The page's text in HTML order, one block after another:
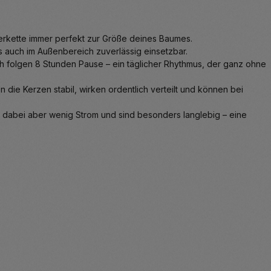
immer perfekt zur Größe deines Baumes.
im Außenbereich zuverlässig einsetzbar.
8 Stunden Pause – ein täglicher Rhythmus, der ganz ohne
die Kerzen stabil, wirken ordentlich verteilt und können bei
aber wenig Strom und sind besonders langlebig – eine